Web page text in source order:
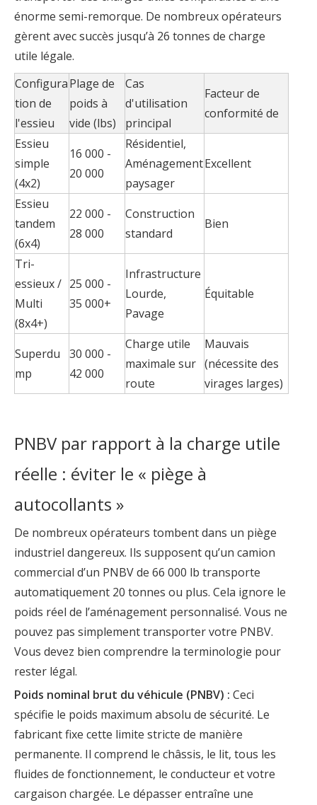
énorme semi-remorque. De nombreux opérateurs
gèrent avec succès jusqu’à 26 tonnes de charge
utile légale.
Configura
tion de
l'essieu
Plage de
poids à
vide (lbs)
Cas
d'utilisation
principal
Facteur de
conformité de
Essieu
simple
(4x2)
16 000 -
20 000
Résidentiel,
Aménagement
paysager
Excellent
Essieu
tandem
(6x4)
22 000 -
28 000
Construction
standard
Bien
Tri-
essieux /
Multi
(8x4+)
25 000 -
35 000+
Infrastructure
Lourde,
Pavage
Équitable
Superdu
mp
30 000 -
42 000
Charge utile
maximale sur
route
Mauvais
(nécessite des
virages larges)
PNBV par rapport à la charge utile
réelle : éviter le « piège à
autocollants »
De nombreux opérateurs tombent dans un piège
industriel dangereux. Ils supposent qu’un camion
commercial d’un PNBV de 66 000 lb transporte
automatiquement 20 tonnes ou plus. Cela ignore le
poids réel de l’aménagement personnalisé. Vous ne
pouvez pas simplement transporter votre PNBV.
Vous devez bien comprendre la terminologie pour
rester légal.
Poids nominal brut du véhicule (PNBV) : Ceci
spécifie le poids maximum absolu de sécurité. Le
fabricant fixe cette limite stricte de manière
permanente. Il comprend le châssis, le lit, tous les
fluides de fonctionnement, le conducteur et votre
cargaison chargée. Le dépasser entraîne une